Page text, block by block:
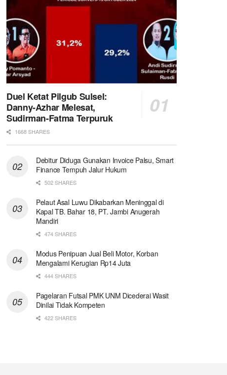
Duel Ketat Pilgub Sulsel:
Danny-Azhar Melesat,
Sudirman-Fatma Terpuruk
1668 SHARES
Debitur Diduga Gunakan Invoice Palsu, Smart
Finance Tempuh Jalur Hukum
502 SHARES
Pelaut Asal Luwu Dikabarkan Meninggal di
Kapal TB. Bahar 18, PT. Jambi Anugerah
Mandiri
474 SHARES
Modus Penipuan Jual Beli Motor, Korban
Mengalami Kerugian Rp14 Juta
444 SHARES
Pagelaran Futsal PMK UNM Dicederai Wasit
Dinilai Tidak Kompeten
422 SHARES